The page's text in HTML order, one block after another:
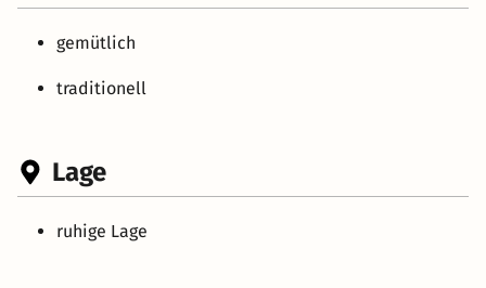
gemütlich
traditionell
Lage
ruhige Lage